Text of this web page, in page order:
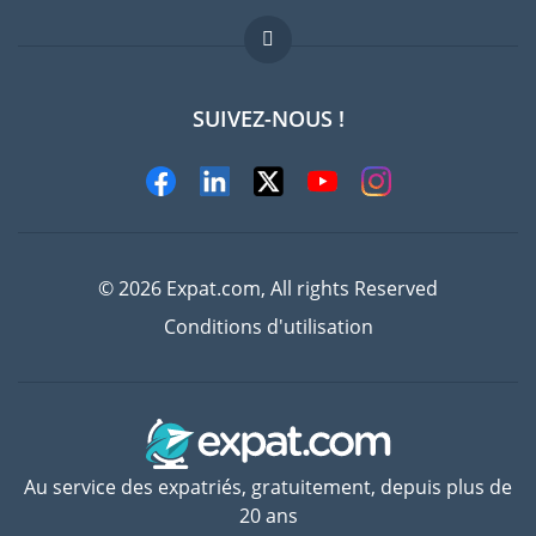
Offres d'emploi
FAQ
Experts
SUIVEZ-NOUS !
© 2026 Expat.com, All rights Reserved
Conditions d'utilisation
Au service des expatriés, gratuitement, depuis plus de
20 ans